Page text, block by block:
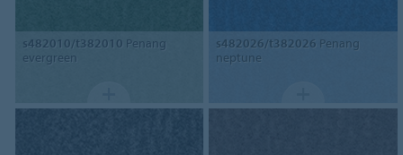
s482010/t382010 Penang
evergreen
s482026/t382026 Penang
neptune